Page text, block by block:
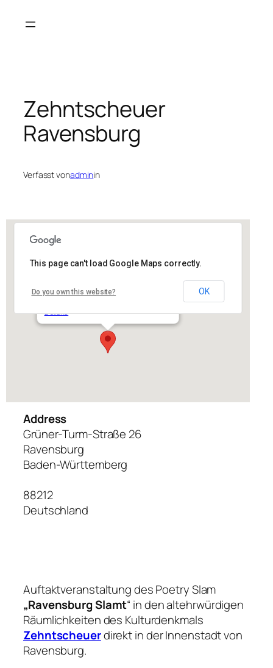
Inhalt
Zehntscheuer
Ravensburg
Verfasst vonadminin
Zehntscheuer Ravensburg
Details
This page can't load Google Maps correctly.
Do you own this website? OK
Address
Grüner-Turm-Straße 26
Ravensburg
Baden-Württemberg
88212
Deutschland
Auftaktveranstaltung des Poetry Slam
„Ravensburg Slamt“ in den altehrwürdigen
Räumlichkeiten des Kulturdenkmals
Zehntscheuerdirekt in der Innenstadt von
Ravensburg.